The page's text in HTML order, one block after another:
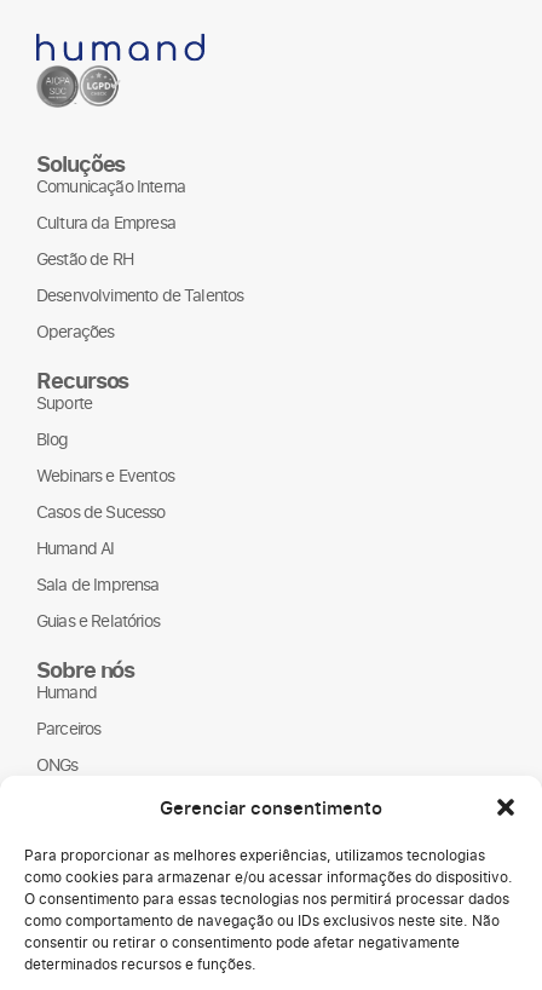
Gerenciar consentimento
Para proporcionar as melhores experiências, utilizamos tecnologias
como cookies para armazenar e/ou acessar informações do dispositivo.
O consentimento para essas tecnologias nos permitirá processar dados
como comportamento de navegação ou IDs exclusivos neste site. Não
consentir ou retirar o consentimento pode afetar negativamente
determinados recursos e funções.
Soluções
Comunicação Interna
Cultura da Empresa
Gestão de RH
Desenvolvimento de Talentos
Operações
Recursos
Suporte
Blog
Webinars e Eventos
Casos de Sucesso
Humand AI
Sala de Imprensa
Guias e Relatórios
Sobre nós
Humand
Parceiros
ONGs